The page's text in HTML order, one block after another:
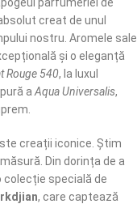
creat de unul
nostru. Aromele sale
și o eleganță
Rouge 540, la luxul
a Aqua Universalis,
creații iconice. Știm
Din dorința de a
specială de
, care captează